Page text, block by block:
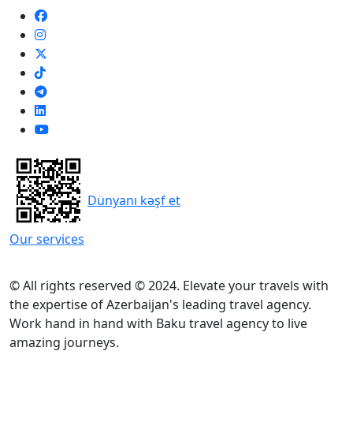
Our services
Dünyanı kəşf et
© All rights reserved © 2024. Elevate your travels with
the expertise of Azerbaijan's leading travel agency.
Work hand in hand with Baku travel agency to live
amazing journeys.